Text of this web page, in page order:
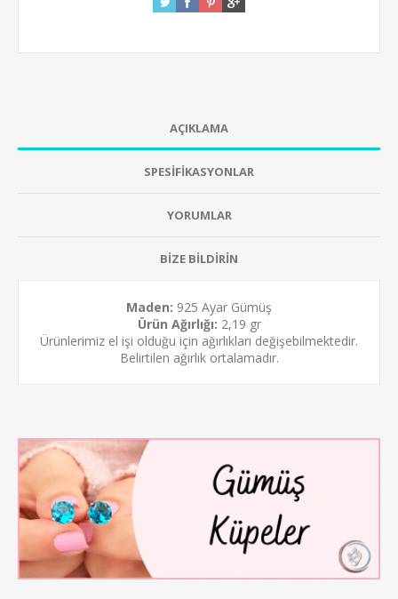
AÇIKLAMA
SPESİFİKASYONLAR
YORUMLAR
BİZE BİLDİRİN
Maden: 925 Ayar Gümüş
Ürün Ağırlığı: 2,19 gr
Ürünlerimiz el işi olduğu için ağırlıkları değişebilmektedir.
Belirtilen ağırlık ortalamadır.